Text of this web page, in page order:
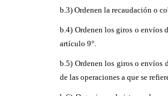
b.3) Ordenen la recaudación o
b.4) Ordenen los giros o envíos
artículo 9°.
b.5) Ordenen los giros o envíos
de las operaciones a que se